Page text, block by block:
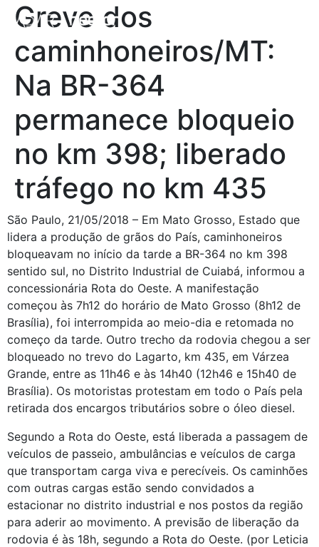
Greve dos
caminhoneiros/MT:
Na BR-364
permanece bloqueio
no km 398; liberado
tráfego no km 435
São Paulo, 21/05/2018 – Em Mato Grosso, Estado que
lidera a produção de grãos do País, caminhoneiros
bloqueavam no início da tarde a BR-364 no km 398
sentido sul, no Distrito Industrial de Cuiabá, informou a
concessionária Rota do Oeste. A manifestação
começou às 7h12 do horário de Mato Grosso (8h12 de
Brasília), foi interrompida ao meio-dia e retomada no
começo da tarde. Outro trecho da rodovia chegou a ser
bloqueado no trevo do Lagarto, km 435, em Várzea
Grande, entre as 11h46 e às 14h40 (12h46 e 15h40 de
Brasília). Os motoristas protestam em todo o País pela
retirada dos encargos tributários sobre o óleo diesel.
Segundo a Rota do Oeste, está liberada a passagem de
veículos de passeio, ambulâncias e veículos de carga
que transportam carga viva e perecíveis. Os caminhões
com outras cargas estão sendo convidados a
estacionar no distrito industrial e nos postos da região
para aderir ao movimento. A previsão de liberação da
rodovia é às 18h, segundo a Rota do Oeste. (por Leticia